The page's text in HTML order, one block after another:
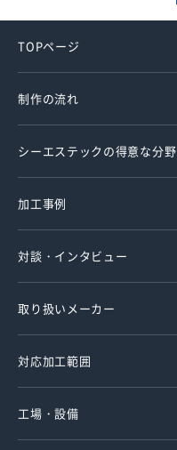
TOPページ
制作の流れ
シーエステックの得意な分野
加工事例
対談・インタビュー
取り扱いメーカー
対応加工範囲
工場・設備